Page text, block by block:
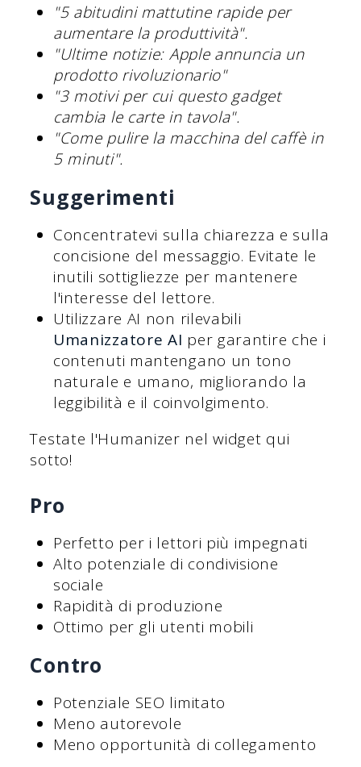
"5 abitudini mattutine rapide per
aumentare la produttività".
"Ultime notizie: Apple annuncia un
prodotto rivoluzionario"
"3 motivi per cui questo gadget
cambia le carte in tavola".
"Come pulire la macchina del caffè in
5 minuti".
Suggerimenti
Concentratevi sulla chiarezza e sulla
concisione del messaggio. Evitate le
inutili sottigliezze per mantenere
l'interesse del lettore.
Utilizzare AI non rilevabili
Umanizzatore AI per garantire che i
contenuti mantengano un tono
naturale e umano, migliorando la
leggibilità e il coinvolgimento.
Testate l'Humanizer nel widget qui
sotto!
Pro
Perfetto per i lettori più impegnati
Alto potenziale di condivisione
sociale
Rapidità di produzione
Ottimo per gli utenti mobili
Contro
Potenziale SEO limitato
Meno autorevole
Meno opportunità di collegamento